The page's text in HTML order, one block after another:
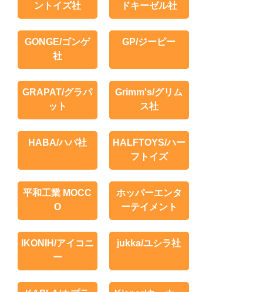
ントイズ社
ドキーゼル社
GONGE/ゴンゲ
社
GP/ジーピー
GRAPAT/グラパ
ット
Grimm's/グリム
ス社
HABA/ハバ社
HALFTOYS/ハー
フトイズ
平和工業 MOCC
O
ホッパーエンタ
ーテイメント
IKONIH/アイコニ
ー
jukka/ユシラ社